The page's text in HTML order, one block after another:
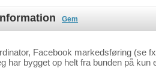
Gem
Facebook markedsføring (se fx
har bygget op helt fra bunden på kun